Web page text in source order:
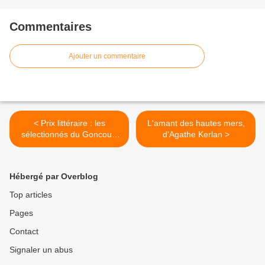
Commentaires
Ajouter un commentaire
< Prix littéraire : les
sélectionnés du Goncourt
2016
L'amant des hautes mers,
d'Agathe Kerlan >
Hébergé par Overblog
Top articles
Pages
Contact
Signaler un abus